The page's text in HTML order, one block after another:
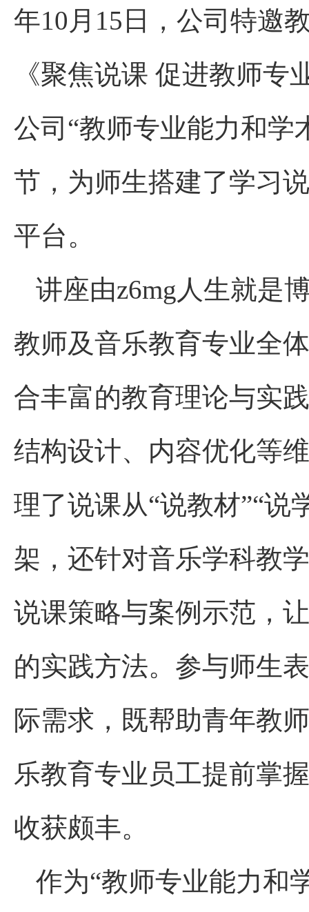
年10 月 15 日，公司特邀
《聚焦说课 促进教师
公司“教师专业能力和学
节，为师生搭建了学习
平台。
讲座由z6mg人生就是
教师及音乐教育专业全
合丰富的教育理论与实
结构设计、内容优化等
理了说课从“说教材”“说
架，还针对音乐学科教
说课策略与案例示范，
的实践方法。参与师生
际需求，既帮助青年教
乐教育专业员工提前掌
收获颇丰。
作为“教师专业能力和